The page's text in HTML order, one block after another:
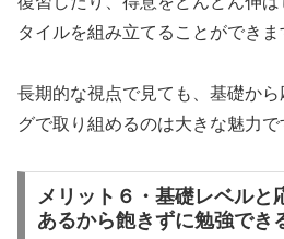
タイルを組み立てることができま
長期的な視点で見ても、基礎か
グで取り組めるのは大きな魅力で
メリット６・基礎レベルと
あるから飽きずに勉強でき